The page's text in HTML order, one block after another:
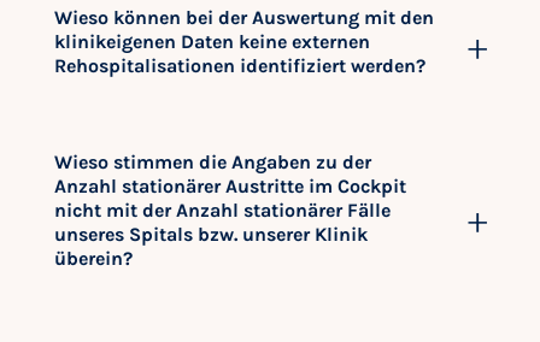
Wieso können bei der Auswertung mit den
klinikeigenen Daten keine externen
Rehospitalisationen identifiziert werden?
Wieso stimmen die Angaben zu der
Anzahl stationärer Austritte im Cockpit
nicht mit der Anzahl stationärer Fälle
unseres Spitals bzw. unserer Klinik
überein?